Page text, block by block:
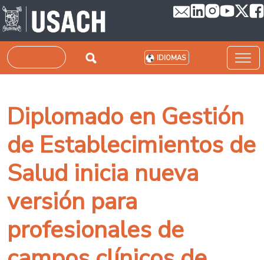
Pasar al contenido principal
Buscar IDIOMAS
Diplomado en Gestión
de Establecimientos de
Salud inicia nueva
versión para
profesionales de